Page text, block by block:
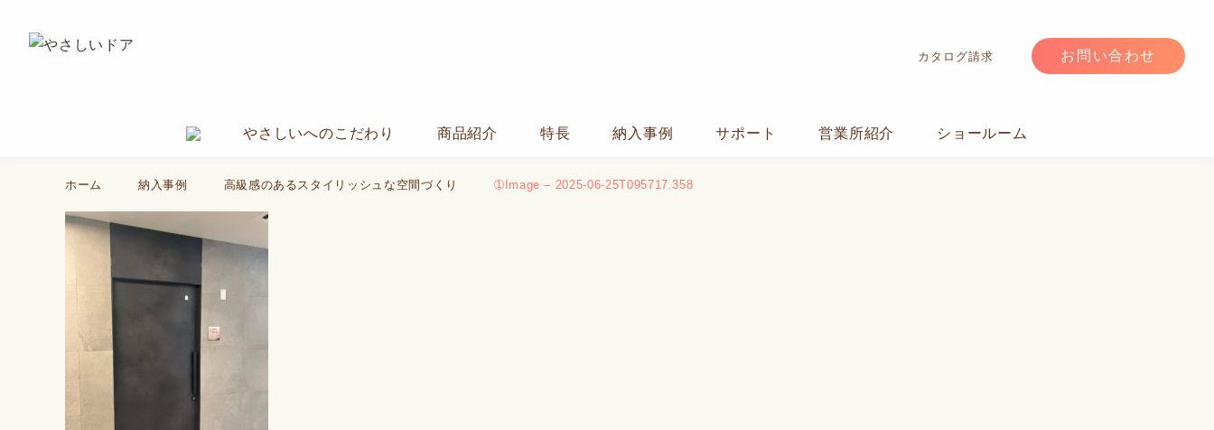
カタログ請求 お問い合わせ
やさしいへのこだわり 商品紹介 特長 納入事例 サポート 営業所紹介 ショールーム
ホーム 納入事例 高級感のあるスタイリッシュな空間づくり ➀Image – 2025-06-25T095717.358